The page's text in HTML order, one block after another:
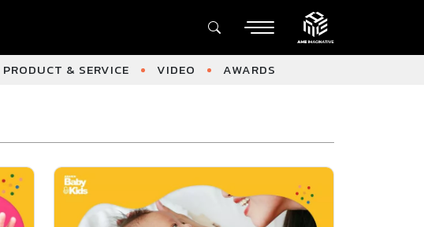
PRODUCT & SERVICE VIDEO AWARDS